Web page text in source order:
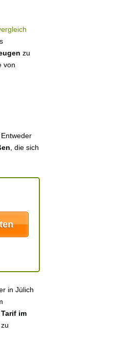
zu
von
, die sich
in Jülich
im
zu